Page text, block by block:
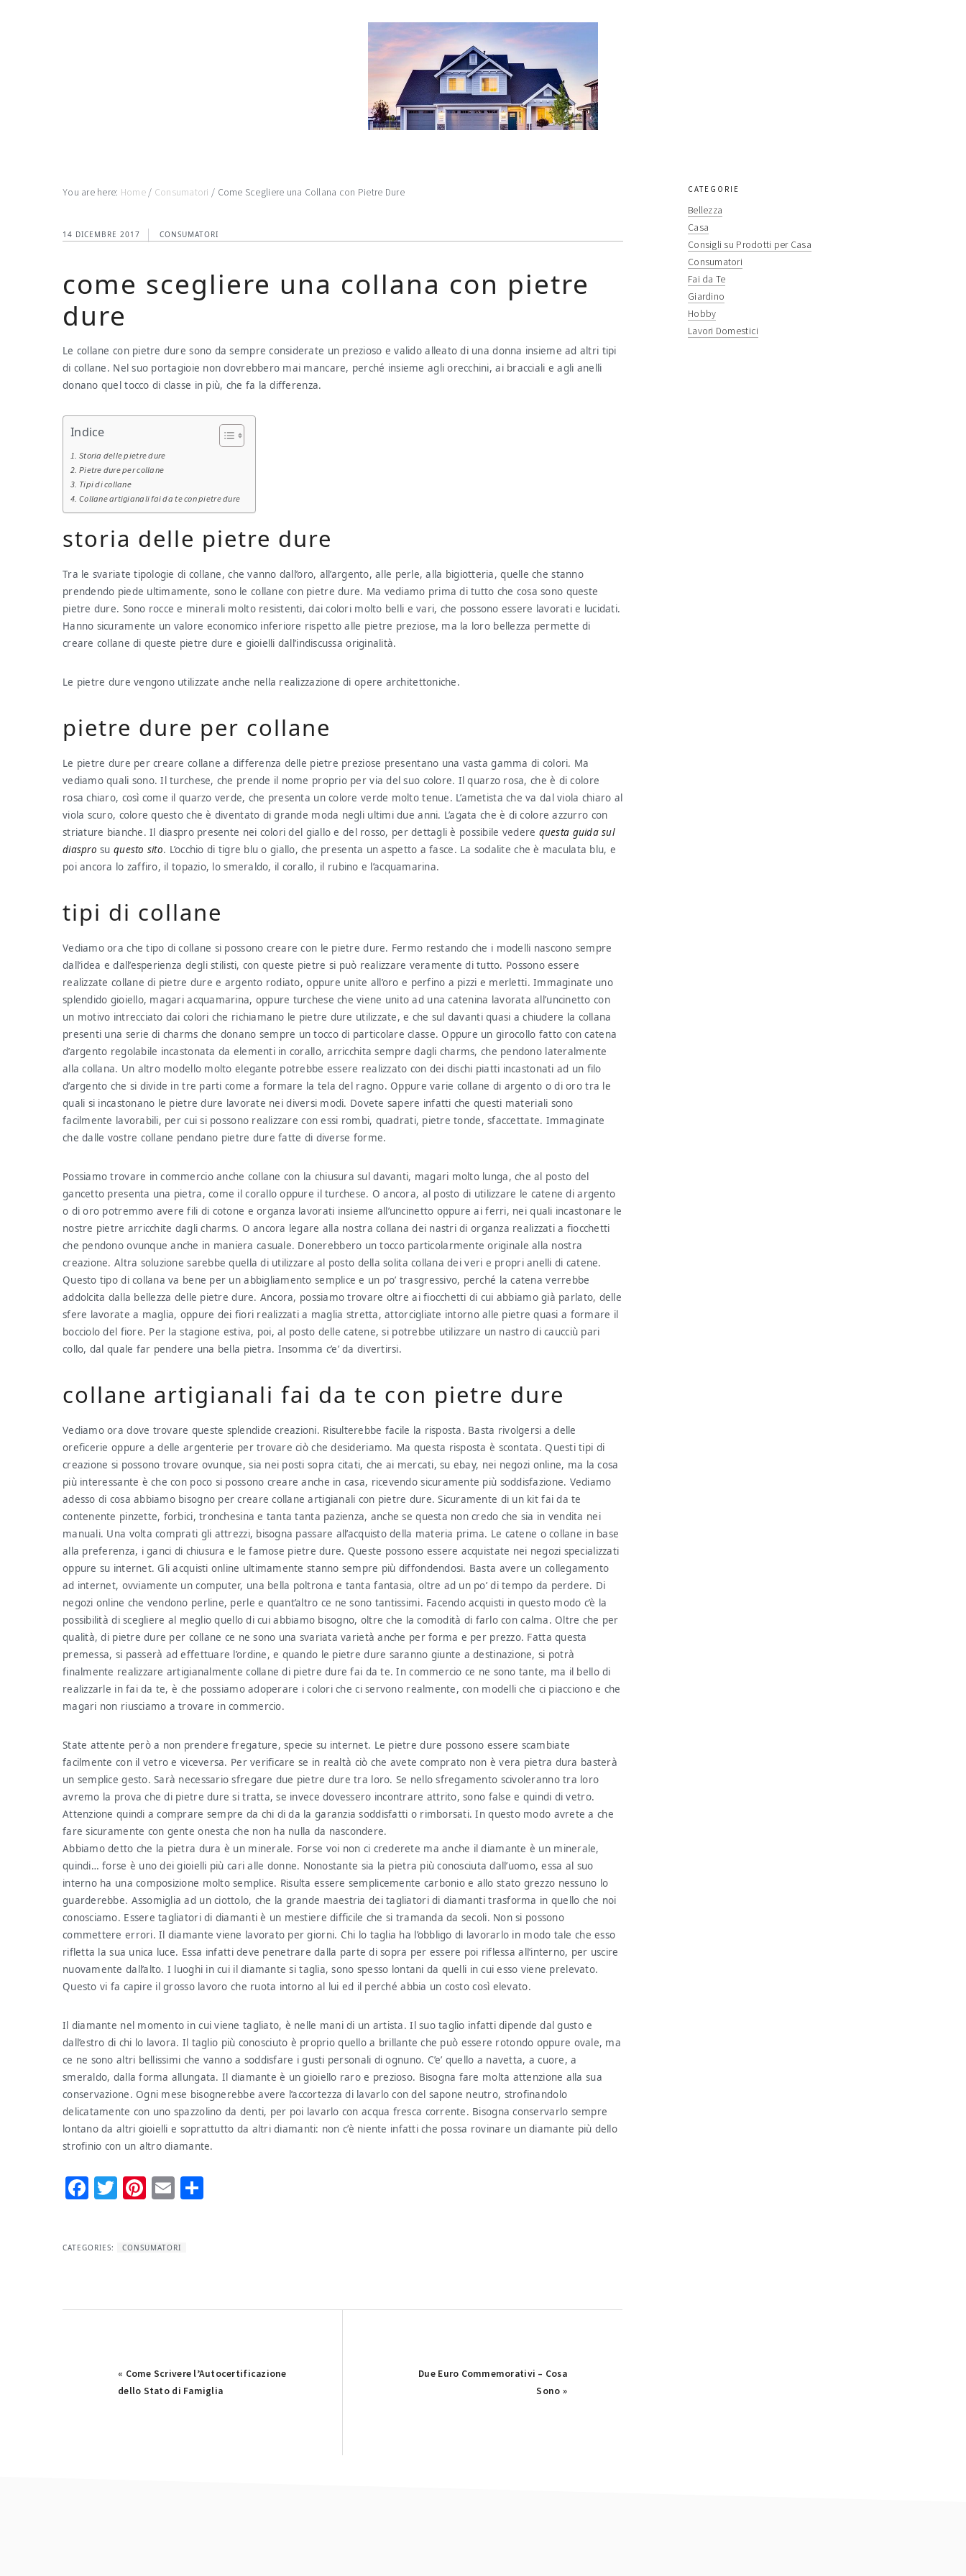
You are here: Home / Consumatori / Come Scegliere una Collana con Pietre Dure
14 DICEMBRE 2017 CONSUMATORI
come scegliere una collana con pietre
dure
Le collane con pietre dure sono da sempre considerate un prezioso e valido alleato di una donna insieme ad altri tipi
di collane. Nel suo portagioie non dovrebbero mai mancare, perché insieme agli orecchini, ai bracciali e agli anelli
donano quel tocco di classe in più, che fa la differenza.
Indice
Storia delle pietre dure
Pietre dure per collane
Tipi di collane
Collane artigianali fai da te con pietre dure
storia delle pietre dure
Tra le svariate tipologie di collane, che vanno dall’oro, all’argento, alle perle, alla bigiotteria, quelle che stanno
prendendo piede ultimamente, sono le collane con pietre dure. Ma vediamo prima di tutto che cosa sono queste
pietre dure. Sono rocce e minerali molto resistenti, dai colori molto belli e vari, che possono essere lavorati e lucidati.
Hanno sicuramente un valore economico inferiore rispetto alle pietre preziose, ma la loro bellezza permette di
creare collane di queste pietre dure e gioielli dall’indiscussa originalità.
Le pietre dure vengono utilizzate anche nella realizzazione di opere architettoniche.
pietre dure per collane
Le pietre dure per creare collane a differenza delle pietre preziose presentano una vasta gamma di colori. Ma
vediamo quali sono. Il turchese, che prende il nome proprio per via del suo colore. Il quarzo rosa, che è di colore
rosa chiaro, così come il quarzo verde, che presenta un colore verde molto tenue. L’ametista che va dal viola chiaro al
viola scuro, colore questo che è diventato di grande moda negli ultimi due anni. L’agata che è di colore azzurro con
striature bianche. Il diaspro presente nei colori del giallo e del rosso, per dettagli è possibile vedere questa guida sul
diaspro su questo sito. L’occhio di tigre blu o giallo, che presenta un aspetto a fasce. La sodalite che è maculata blu, e
poi ancora lo zaffiro, il topazio, lo smeraldo, il corallo, il rubino e l’acquamarina.
tipi di collane
Vediamo ora che tipo di collane si possono creare con le pietre dure. Fermo restando che i modelli nascono sempre
dall’idea e dall’esperienza degli stilisti, con queste pietre si può realizzare veramente di tutto. Possono essere
realizzate collane di pietre dure e argento rodiato, oppure unite all’oro e perfino a pizzi e merletti. Immaginate uno
splendido gioiello, magari acquamarina, oppure turchese che viene unito ad una catenina lavorata all’uncinetto con
un motivo intrecciato dai colori che richiamano le pietre dure utilizzate, e che sul davanti quasi a chiudere la collana
presenti una serie di charms che donano sempre un tocco di particolare classe. Oppure un girocollo fatto con catena
d’argento regolabile incastonata da elementi in corallo, arricchita sempre dagli charms, che pendono lateralmente
alla collana. Un altro modello molto elegante potrebbe essere realizzato con dei dischi piatti incastonati ad un filo
d’argento che si divide in tre parti come a formare la tela del ragno. Oppure varie collane di argento o di oro tra le
quali si incastonano le pietre dure lavorate nei diversi modi. Dovete sapere infatti che questi materiali sono
facilmente lavorabili, per cui si possono realizzare con essi rombi, quadrati, pietre tonde, sfaccettate. Immaginate
che dalle vostre collane pendano pietre dure fatte di diverse forme.
Possiamo trovare in commercio anche collane con la chiusura sul davanti, magari molto lunga, che al posto del
gancetto presenta una pietra, come il corallo oppure il turchese. O ancora, al posto di utilizzare le catene di argento
o di oro potremmo avere fili di cotone e organza lavorati insieme all’uncinetto oppure ai ferri, nei quali incastonare le
nostre pietre arricchite dagli charms. O ancora legare alla nostra collana dei nastri di organza realizzati a fiocchetti
che pendono ovunque anche in maniera casuale. Donerebbero un tocco particolarmente originale alla nostra
creazione. Altra soluzione sarebbe quella di utilizzare al posto della solita collana dei veri e propri anelli di catene.
Questo tipo di collana va bene per un abbigliamento semplice e un po’ trasgressivo, perché la catena verrebbe
addolcita dalla bellezza delle pietre dure. Ancora, possiamo trovare oltre ai fiocchetti di cui abbiamo già parlato, delle
sfere lavorate a maglia, oppure dei fiori realizzati a maglia stretta, attorcigliate intorno alle pietre quasi a formare il
bocciolo del fiore. Per la stagione estiva, poi, al posto delle catene, si potrebbe utilizzare un nastro di caucciù pari
collo, dal quale far pendere una bella pietra. Insomma c’e’ da divertirsi.
collane artigianali fai da te con pietre dure
Vediamo ora dove trovare queste splendide creazioni. Risulterebbe facile la risposta. Basta rivolgersi a delle
oreficerie oppure a delle argenterie per trovare ciò che desideriamo. Ma questa risposta è scontata. Questi tipi di
creazione si possono trovare ovunque, sia nei posti sopra citati, che ai mercati, su ebay, nei negozi online, ma la cosa
più interessante è che con poco si possono creare anche in casa, ricevendo sicuramente più soddisfazione. Vediamo
adesso di cosa abbiamo bisogno per creare collane artigianali con pietre dure. Sicuramente di un kit fai da te
contenente pinzette, forbici, tronchesina e tanta tanta pazienza, anche se questa non credo che sia in vendita nei
manuali. Una volta comprati gli attrezzi, bisogna passare all’acquisto della materia prima. Le catene o collane in base
alla preferenza, i ganci di chiusura e le famose pietre dure. Queste possono essere acquistate nei negozi specializzati
oppure su internet. Gli acquisti online ultimamente stanno sempre più diffondendosi. Basta avere un collegamento
ad internet, ovviamente un computer, una bella poltrona e tanta fantasia, oltre ad un po’ di tempo da perdere. Di
negozi online che vendono perline, perle e quant’altro ce ne sono tantissimi. Facendo acquisti in questo modo c’è la
possibilità di scegliere al meglio quello di cui abbiamo bisogno, oltre che la comodità di farlo con calma. Oltre che per
qualità, di pietre dure per collane ce ne sono una svariata varietà anche per forma e per prezzo. Fatta questa
premessa, si passerà ad effettuare l’ordine, e quando le pietre dure saranno giunte a destinazione, si potrà
finalmente realizzare artigianalmente collane di pietre dure fai da te. In commercio ce ne sono tante, ma il bello di
realizzarle in fai da te, è che possiamo adoperare i colori che ci servono realmente, con modelli che ci piacciono e che
magari non riusciamo a trovare in commercio.
State attente però a non prendere fregature, specie su internet. Le pietre dure possono essere scambiate
facilmente con il vetro e viceversa. Per verificare se in realtà ciò che avete comprato non è vera pietra dura basterà
un semplice gesto. Sarà necessario sfregare due pietre dure tra loro. Se nello sfregamento scivoleranno tra loro
avremo la prova che di pietre dure si tratta, se invece dovessero incontrare attrito, sono false e quindi di vetro.
Attenzione quindi a comprare sempre da chi di da la garanzia soddisfatti o rimborsati. In questo modo avrete a che
fare sicuramente con gente onesta che non ha nulla da nascondere.
Abbiamo detto che la pietra dura è un minerale. Forse voi non ci crederete ma anche il diamante è un minerale,
quindi… forse è uno dei gioielli più cari alle donne. Nonostante sia la pietra più conosciuta dall’uomo, essa al suo
interno ha una composizione molto semplice. Risulta essere semplicemente carbonio e allo stato grezzo nessuno lo
guarderebbe. Assomiglia ad un ciottolo, che la grande maestria dei tagliatori di diamanti trasforma in quello che noi
conosciamo. Essere tagliatori di diamanti è un mestiere difficile che si tramanda da secoli. Non si possono
commettere errori. Il diamante viene lavorato per giorni. Chi lo taglia ha l’obbligo di lavorarlo in modo tale che esso
rifletta la sua unica luce. Essa infatti deve penetrare dalla parte di sopra per essere poi riflessa all’interno, per uscire
nuovamente dall’alto. I luoghi in cui il diamante si taglia, sono spesso lontani da quelli in cui esso viene prelevato.
Questo vi fa capire il grosso lavoro che ruota intorno al lui ed il perché abbia un costo così elevato.
Il diamante nel momento in cui viene tagliato, è nelle mani di un artista. Il suo taglio infatti dipende dal gusto e
dall’estro di chi lo lavora. Il taglio più conosciuto è proprio quello a brillante che può essere rotondo oppure ovale, ma
ce ne sono altri bellissimi che vanno a soddisfare i gusti personali di ognuno. C’e’ quello a navetta, a cuore, a
smeraldo, dalla forma allungata. Il diamante è un gioiello raro e prezioso. Bisogna fare molta attenzione alla sua
conservazione. Ogni mese bisognerebbe avere l’accortezza di lavarlo con del sapone neutro, strofinandolo
delicatamente con uno spazzolino da denti, per poi lavarlo con acqua fresca corrente. Bisogna conservarlo sempre
lontano da altri gioielli e soprattutto da altri diamanti: non c’è niente infatti che possa rovinare un diamante più dello
strofinio con un altro diamante.
Facebook
TwitterPinterest
Email
CATEGORIES: CONSUMATORI
Previous
Post:
« Come Scrivere l’Autocertificazione
dello Stato di Famiglia
Next
Due Euro Commemorativi – Cosa
Sono »
primary
sidebar
CATEGORIE
Bellezza
Casa
Consigli su Prodotti per Casa
Consumatori
Fai da Te
Giardino
Hobby
Lavori Domestici